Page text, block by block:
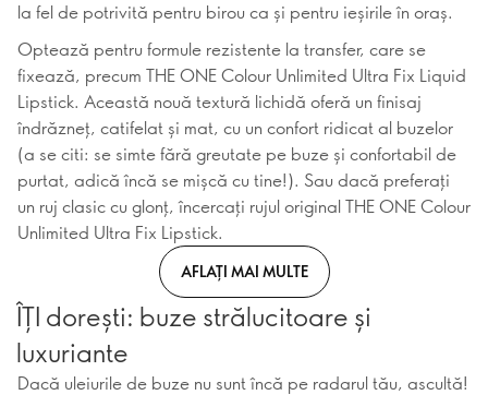
la fel de potrivită pentru birou ca și pentru ieșirile în oraș.
Optează pentru formule rezistente la transfer, care se
fixează, precum THE ONE Colour Unlimited Ultra Fix Liquid
Lipstick. Această nouă textură lichidă oferă un finisaj
îndrăzneț, catifelat și mat, cu un confort ridicat al buzelor
(a se citi: se simte fără greutate pe buze și confortabil de
purtat, adică încă se mișcă cu tine!). Sau dacă preferați
un ruj clasic cu glonț, încercați rujul original THE ONE Colour
Unlimited Ultra Fix Lipstick.
AFLAȚI MAI MULTE
ÎȚI dorești: buze strălucitoare și
luxuriante
Dacă uleiurile de buze nu sunt încă pe radarul tău, ascultă!